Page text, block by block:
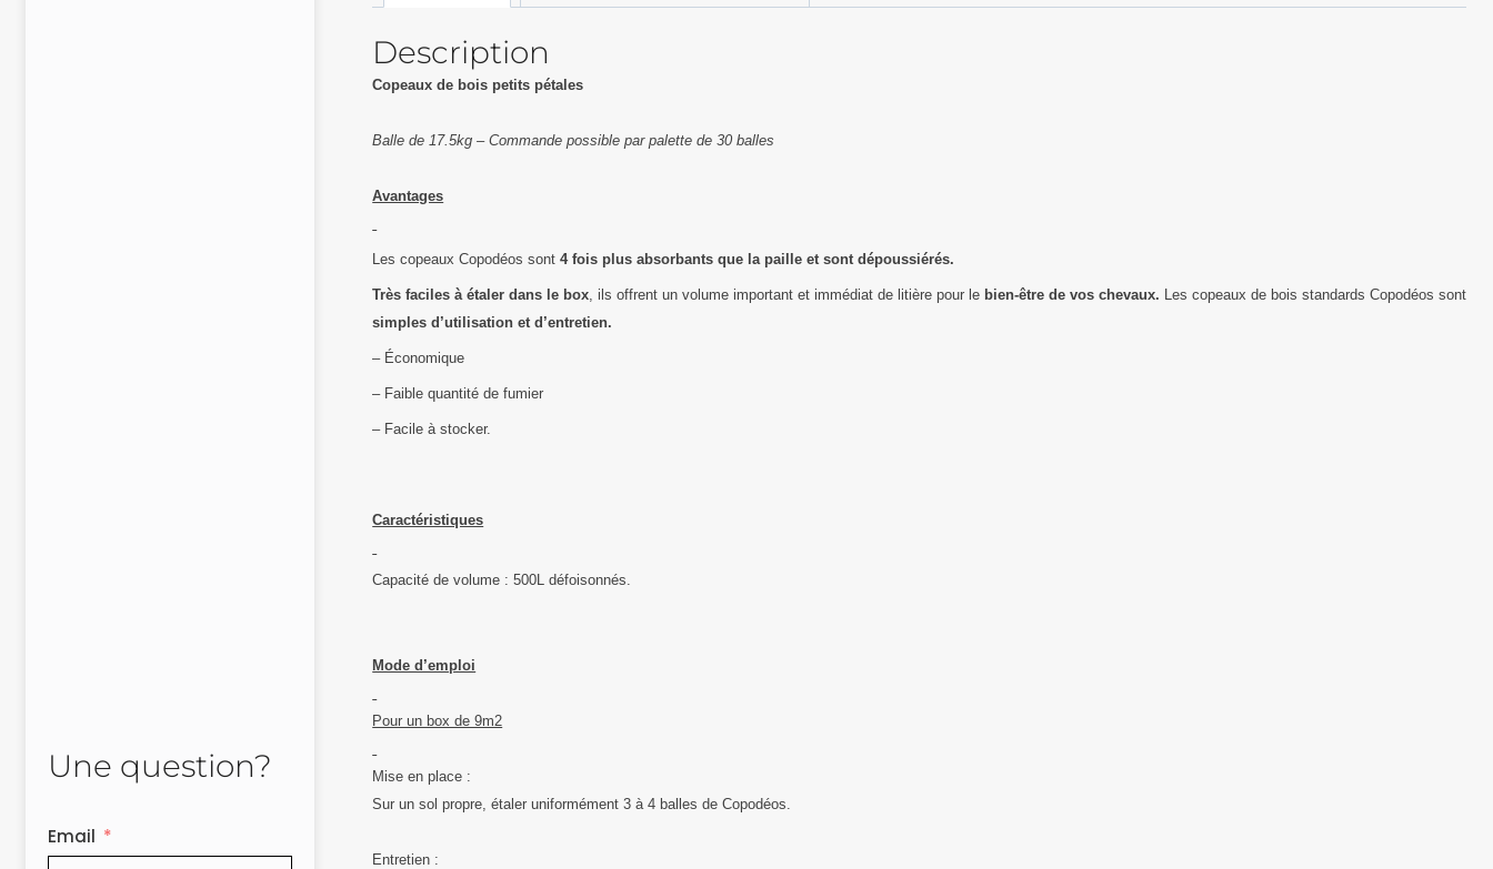
Description
Copeaux de bois petits pétales
Balle de 17.5kg – Commande possible par palette de 30 balles
Avantages
Les copeaux Copodéos sont 4 fois plus absorbants que la paille et sont dépoussiérés.
Très faciles à étaler dans le box , ils offrent un volume important et immédiat de litière pour le bien-être de vos chevaux. Les copeaux de bois standards Copodéos sont
simples d’utilisation et d’entretien.
– Économique
– Faible quantité de fumier
– Facile à stocker.
Caractéristiques
Capacité de volume : 500L défoisonnés.
Mode d’emploi
Pour un box de 9m2
Mise en place :
Sur un sol propre, étaler uniformément 3 à 4 balles de Copodéos.
Entretien :
Une question?
Email